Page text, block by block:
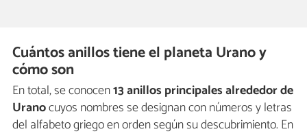
Cuántos anillos tiene el planeta Urano y
cómo son
En total, se conocen13 anillos principales alrededor de
Uranocuyos nombres se designan con números y letras
del alfabeto griego en orden según su descubrimiento. En